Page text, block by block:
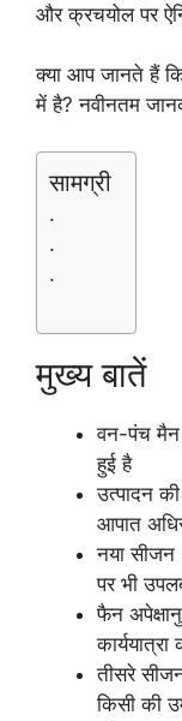
और क्रचयोल पर
क्या आप जानते हैं
में है? नवीनतम
सामग्री
.
.
.
मुख्य बातें
वन-पंच मैन
हुई है
उत्पादन
आपात
नया सीजन
पर भी
फैन
कार्ययात्रा
तीसरे
किसी की